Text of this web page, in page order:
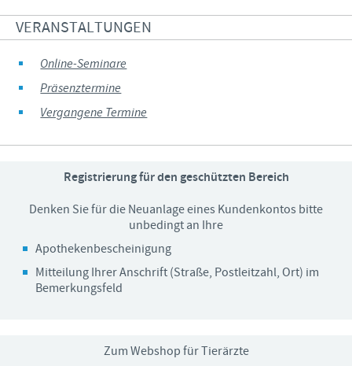
VERANSTALTUNGEN
Online-Seminare
Präsenztermine
Vergangene Termine
Registrierung für den geschützten Bereich
Denken Sie für die Neuanlage eines Kundenkontos bitte
unbedingt an Ihre
Apothekenbescheinigung
Mitteilung Ihrer Anschrift (Straße, Postleitzahl, Ort) im
Bemerkungsfeld
Zum Webshop für Tierärzte